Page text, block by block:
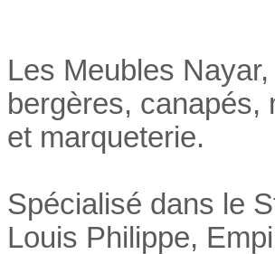
Les Meubles
bergères, canapés,
et marqueterie.
Spécialisé dans le
Louis Philippe,